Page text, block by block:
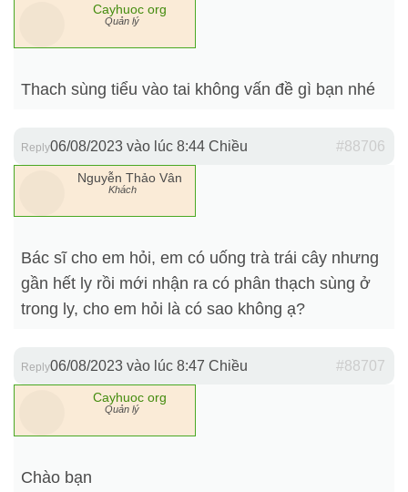
Cayhuoc org
Quản lý
Thach sùng tiểu vào tai không vấn đề gì bạn nhé
06/08/2023 vào lúc 8:44 Chiều #88706
Reply
Nguyễn Thảo Vân
Khách
Bác sĩ cho em hỏi, em có uống trà trái cây nhưng
gần hết ly rồi mới nhận ra có phân thạch sùng ở
trong ly, cho em hỏi là có sao không ạ?
06/08/2023 vào lúc 8:47 Chiều #88707
Reply
Cayhuoc org
Quản lý
Chào bạn